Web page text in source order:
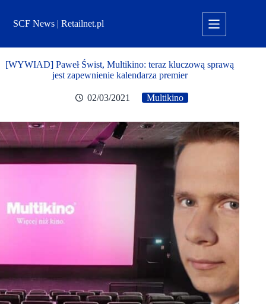
treściSCF News | Retailnet.pl
[WYWIAD] Paweł Świst, Multikino: teraz kluczową sprawą
jest zapewnienie kalendarza premier
02/03/2021 Multikino